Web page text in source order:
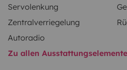
consumption or measurements.
Servolenkung
Zentralverriegelung
Autoradio
Zu allen